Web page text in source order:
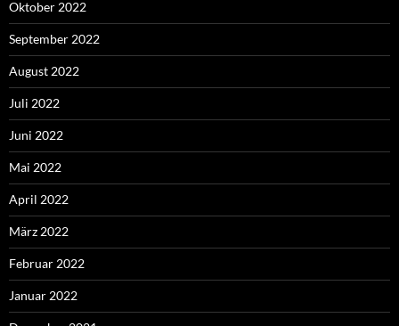
Oktober 2022
September 2022
August 2022
Juli 2022
Juni 2022
Mai 2022
April 2022
März 2022
Februar 2022
Januar 2022